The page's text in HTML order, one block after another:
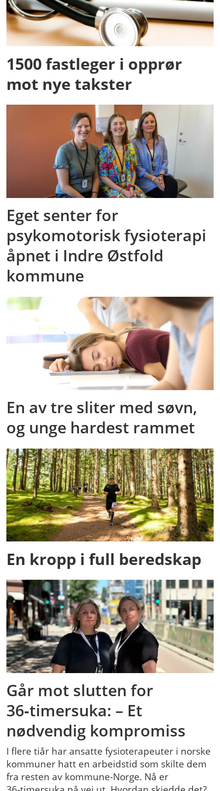
1500 fastleger i opprør
mot nye takster
Eget senter for
psykomotorisk fysioterapi
åpnet i Indre Østfold
kommune
En av tre sliter med søvn,
og unge hardest rammet
En kropp i full beredskap
Går mot slutten for
36‑timersuka: – Et
nødvendig kompromiss
I flere tiår har ansatte fysioterapeuter i norske
kommuner hatt en arbeidstid som skilte dem
fra resten av kommune-Norge. Nå er